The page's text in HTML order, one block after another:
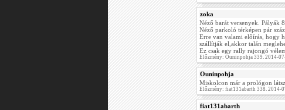
zoka
Néző barát versenyek. Pályák
Néző parkoló térképen pár
Erre van valami előírás, hogy
szállítják el,akkor talán
Ez csak egy rally rajongó
Előzmény: Ouninpohja 339. 2014-
Ouninpohja
Miskolcon már a prológon
Előzmény: fiat131abarth 338. 2014-
fiat131abarth